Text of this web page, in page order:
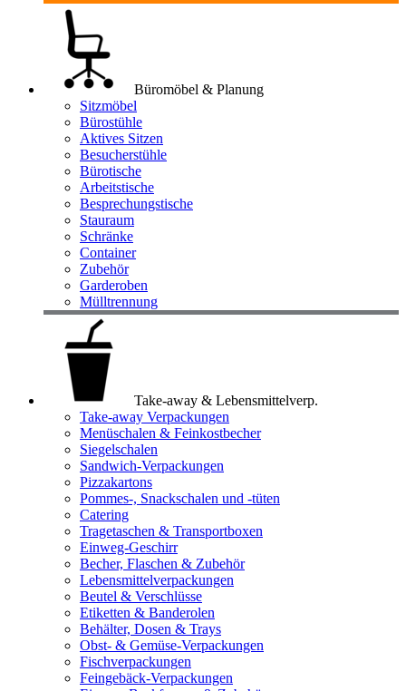
Büromöbel & Planung
Sitzmöbel
Bürostühle
Aktives Sitzen
Besucherstühle
Bürotische
Arbeitstische
Besprechungstische
Stauraum
Schränke
Container
Zubehör
Garderoben
Mülltrennung
Take-away & Lebensmittelverp.
Take-away Verpackungen
Menüschalen & Feinkostbecher
Siegelschalen
Sandwich-Verpackungen
Pizzakartons
Pommes-, Snackschalen und -tüten
Catering
Tragetaschen & Transportboxen
Einweg-Geschirr
Becher, Flaschen & Zubehör
Lebensmittelverpackungen
Beutel & Verschlüsse
Etiketten & Banderolen
Behälter, Dosen & Trays
Obst- & Gemüse-Verpackungen
Fischverpackungen
Feingebäck-Verpackungen